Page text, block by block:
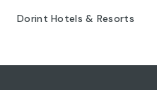
Dorint Hotels & Resorts